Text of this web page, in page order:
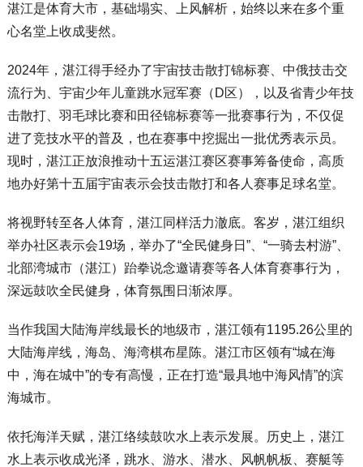
湛江是体育大市，基础塌实、上风解析，始终以来在多个重
心名堂上收成斐然。
2024年，湛江得手经办了宇宙技击散打锦标赛、中俄技击交
流行为、宇宙少年儿童跳水冠军赛（D区），以及省青少年技
击散打、羽毛球比赛和田径锦标赛等一批赛事行为，不仅促
进了竞技水平的普及，也在赛事中挖掘出一批优秀表示员。
现时，湛江正放浪推动十五运湛江赛区赛事筹备使命，高质
地办好第十五届宇宙表示会技击散打和各人赛事足球名堂。
将视野转至各人体育，湛江同样活力澈底。客岁，湛江组织
举办社区表示会19场，举办了“全民健身日”、“一骑去村游”、
北部湾城市（湛江）跆拳说念邀请赛等各人体育赛事行为，
深远鼓吹全民健身，体育氛围日渐浓厚。
当作我国大陆海岸线最长的地级市，湛江领有1195.26公里的
大陆海岸线，海岛、海湾棋布星陈。湛江市区领有“城在海
中，海在城中”的专有高慢，正在打造“最具地中海风情”的滨
海城市。
依托海洋天赋，湛江络续鼓吹水上表示发展。历史上，湛江
水上表示收成光泽，跳水、游水、潜水、风帆帆板、赛艇等